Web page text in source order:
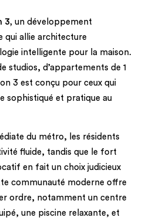
3, un développement
qui allie architecture
intelligente pour la maison.
studios, d’appartements de 1
3 est conçu pour ceux qui
sophistiqué et pratique au
du métro, les résidents
fluide, tandis que le fort
en fait un choix judicieux
communauté moderne offre
ordre, notamment un centre
une piscine relaxante, et